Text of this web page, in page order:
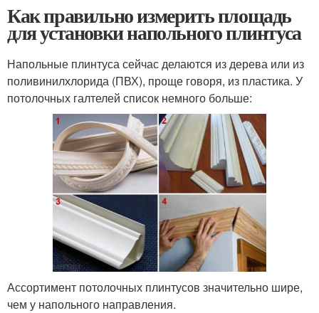
Как правильно измерить площадь
для установки напольного плинтуса
Напольные плинтуса сейчас делаются из дерева или из
поливинилхлорида (ПВХ), проще говоря, из пластика. У
потолочных галтелей список немного больше:
Ассортимент потолочных плинтусов значительно шире,
чем у напольного направления.